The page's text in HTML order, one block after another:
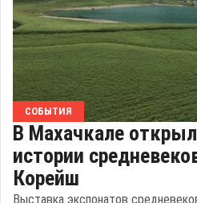
СОБЫТИЯ
В Махачкале
истории
Корейш
Выставка экспонатов